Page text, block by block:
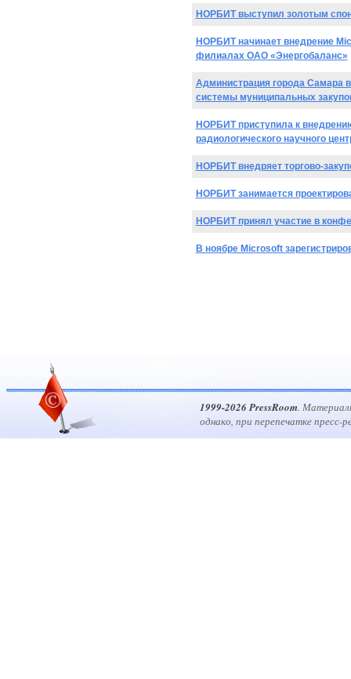
НОРБИТ выступил золотым
НОРБИТ начинает внедрение
филиалах ОАО «Энергобаланс»
Администрация города Самара
системы муниципальных
НОРБИТ приступила к
радиологического научного
НОРБИТ внедряет торгово-
НОРБИТ занимается
НОРБИТ принял участие в
В ноябре Microsoft
1999-2026 PressRoom.
однако, при перепечатке пресс-